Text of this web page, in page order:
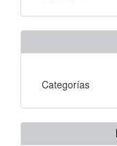
Categorías